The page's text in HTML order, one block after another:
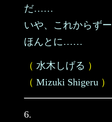
だ……
いや、これからず
ほんとに……
（ 水木しげる ）
（ Mizuki Shigeru ）
6.